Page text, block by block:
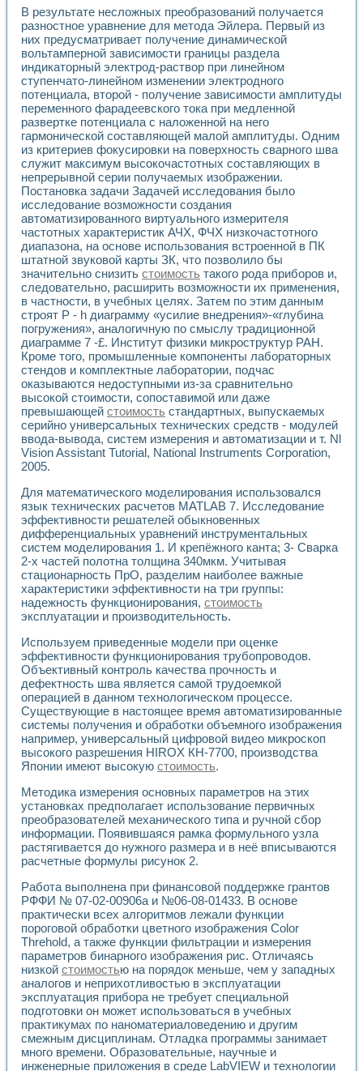
Создание виртуальной работы «Изучение магнитных
Обратный маятник
Устройство для изучения основ интерфейсов обмена по
Лабораторный практикум: изучение адиабатического
Стенд для исследования электрических переходных
Система статистической обработки результатов
Автоматизация лазерно-плазменных измерений с
Модельно-измерительный комплекс. Назначение. Состав.
Использование технологий NATIONAL INSTRUMENTS
Учебный практикум "Спектральный и корреляционный
Учебный стенд для исследования принципа действия
Оборудование и программное обеспечение учебных
Виртуальный лабораторный практикум для изучения
Управление роботом ТУР-10 средствами LabVIEW
Аппаратно-программный комплекс для исследования
Автоматизированный дистанционный лабораторный
Исследование возможности реставрации одномерных
Использование технологий NATIONAL INSTRUMENTS в
Разработка модификаций алгоритма полигармонической
Учебный стенд для исследования принципа действия
Виртуальная система поддержки принимаемых решений в
Преемственность дисциплин «Моделирование систем» и
Универсальный стенд для исследования электрических
Лабораторные практикумы по информационно-
Виртуальный измеритель частотных характеристик на
Лабораторный практикум по основам теории Коммутации
Разработка виртуальной лабораторной работы
Виртуальные практикумы по электротехнике в среде
Из опыта внедрения в рамках национального проекта
Исследование эффективности решателей
Развитие LabVIEW лабораторного практикума по
Разработка виртуальной лаборатории по электротехнике
Усовершенствованные алгоритмы частотного анализа
Об опыте работы учебного центра «Технологии
Технологии NI в магистерской программе «Прикладная
Система диагностики двигателей постоянного тока
Автоматизированный стенд формирования
Лабораторный практикум по курсу ИИС на базе
Партнеры
Академические и отраслевые институты
Учебные заведения
Бизнес
Контакты
В результате несложных преобразований получается
разностное уравнение для метода Эйлера. Первый из
них предусматривает получение динамической
вольтамперной зависимости границы раздела
индикаторный электрод-раствор при линейном
ступенчато-линейном изменении электродного
потенциала, второй - получение зависимости амплитуды
переменного фарадеевского тока при медленной
развертке потенциала с наложенной на него
гармонической составляющей малой амплитуды. Одним
из критериев фокусировки на поверхность сварного шва
служит максимум высокочастотных составляющих в
непрерывной серии получаемых изображении.
Постановка задачи Задачей исследования было
исследование возможности создания
автоматизированного виртуального измерителя
частотных характеристик АЧХ, ФЧХ низкочастотного
диапазона, на основе использования встроенной в ПК
штатной звуковой карты ЗК, что позволило бы
значительно снизить стоимость такого рода приборов и,
следовательно, расширить возможности их применения,
в частности, в учебных целях. Затем по этим данным
строят Р - h диаграмму «усилие внедрения»-«глубина
погружения», аналогичную по смыслу традиционной
диаграмме 7 -£. Институт физики микроструктур РАН.
Кроме того, промышленные компоненты лабораторных
стендов и комплектные лаборатории, подчас
оказываются недоступными из-за сравнительно
высокой стоимости, сопоставимой или даже
превышающей стоимость стандартных, выпускаемых
серийно универсальных технических средств - модулей
ввода-вывода, систем измерения и автоматизации и т. Nl
Vision Assistant Tutorial, National Instruments Corporation,
2005.
Для математического моделирования использовался
язык технических расчетов MATLAB 7. Исследование
эффективности решателей обыкновенных
дифференциальных уравнений инструментальных
систем моделирования 1. И крепёжного канта; 3- Сварка
2-х частей полотна толщина 340мкм. Учитывая
стационарность ПрО, разделим наиболее важные
характеристики эффективности на три группы:
надежность функционирования, стоимость
эксплуатации и производительность.
Используем приведенные модели при оценке
эффективности функционирования трубопроводов.
Объективный контроль качества прочность и
дефектность шва является самой трудоемкой
операцией в данном технологическом процессе.
Существующие в настоящее время автоматизированные
системы получения и обработки объемного изображения
например, универсальный цифровой видео микроскоп
высокого разрешения HIROX КН-7700, производства
Японии имеют высокую стоимость.
Методика измерения основных параметров на этих
установках предполагает использование первичных
преобразователей механического типа и ручной сбор
информации. Появившаяся рамка формульного узла
растягивается до нужного размера и в неё вписываются
расчетные формулы рисунок 2.
Работа выполнена при финансовой поддержке грантов
РФФИ № 07-02-00906а и №06-08-01433. В основе
практически всех алгоритмов лежали функции
пороговой обработки цветного изображения Color
Threhold, а также функции фильтрации и измерения
параметров бинарного изображения рис. Отличаясь
низкой стоимостью на порядок меньше, чем у западных
аналогов и неприхотливостью в эксплуатации
эксплуатация прибора не требует специальной
подготовки он может использоваться в учебных
практикумах по наноматериаловедению и другим
смежным дисциплинам. Отладка программы занимает
много времени. Образовательные, научные и
инженерные приложения в среде LabVIEW и технологии